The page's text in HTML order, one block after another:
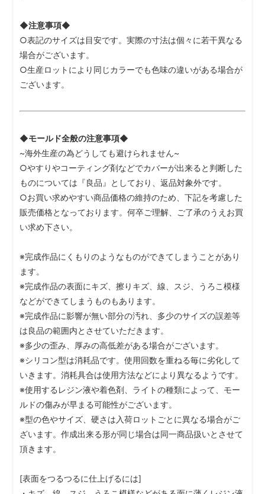
◆注意事項◆
○表記のサイズは目安です。実際の寸法は個々に若干異なる
場合がございます。
○生産ロットにより同じカラーでも色味の違いがある場合が
ございます。
◆モールド全般の注意事項◆
~海外生産の為どうしても避けられません~
○やすりやコーティング剤などでカバーが出来ると判断した
ものについては『良品』としており、返品対象外です。
○お買い求めやすい商品価格の維持のため、下記を考慮した
販売価格となっております。何卒ご理解、ご了承のうえお買
い求め下さい。
※完成作品にくもりのようなものができてしまうことがあり
ます。
※完成作品の表面にキズ、擦りキズ、線、スジ、うろこ模様
などができてしまうものもあります。
※完成作品に影響が無い部分の汚れ、多少のサイズの誤差等
は良品の範囲内とさせていただきます。
※多少の歪み、厚みの高低差がある場合がございます。
※シリコン型は消耗品です。使用回数を重ねる毎に劣化して
いきます。消耗具合は使用方法などにより異なるようです。
※使用するレジン液や着色剤、ライトの種類によって、モー
ルドの傷みが早まる可能性がございます。
※型の色やサイズ、硬さは入荷ロットごとに異なる場合がご
ざいます。作成出来る形が同じ場合は同一商品扱いとさせて
頂きます。
[表面をつるつるに仕上げるには]